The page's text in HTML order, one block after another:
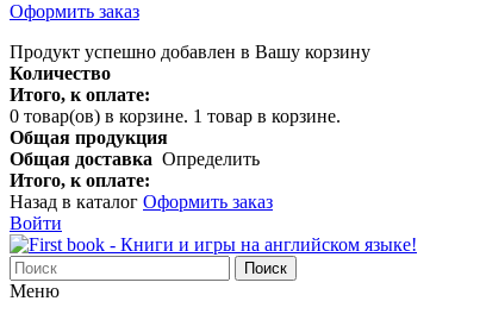
Оформить заказ
Продукт успешно добавлен в Вашу корзину
Количество
Итого, к оплате:
0 товар(ов) в корзине. 1 товар в корзине.
Общая продукция
Общая доставка Определить
Итого, к оплате:
Назад в каталог Оформить заказ
Войти
Поиск
Меню